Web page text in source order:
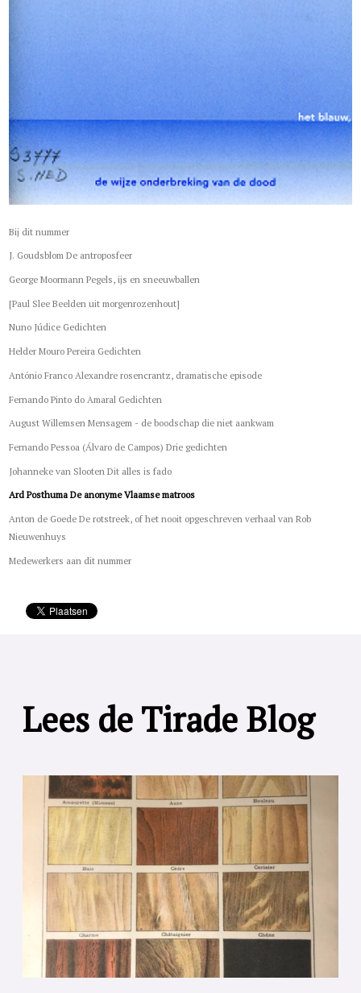
Bij dit nummer
J. Goudsblom De antroposfeer
George Moormann Pegels, ijs en sneeuwballen
[Paul Slee Beelden uit morgenrozenhout]
Nuno Júdice Gedichten
Helder Mouro Pereira Gedichten
António Franco Alexandre rosencrantz, dramatische episode
Fernando Pinto do Amaral Gedichten
August Willemsen Mensagem - de boodschap die niet aankwam
Fernando Pessoa (Álvaro de Campos) Drie gedichten
Johanneke van Slooten Dit alles is fado
Ard Posthuma De anonyme Vlaamse matroos
Anton de Goede De rotstreek, of het nooit opgeschreven verhaal van Rob
Nieuwenhuys
Medewerkers aan dit nummer
Lees de Tirade Blog